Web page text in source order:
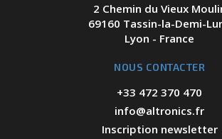
2 Chemin du Vieux
69160 Tassin-la-Demi-
Lyon - France
NOUS CONTACTER
+33 472 370 470
info@altronics.fr
Inscription newsletter